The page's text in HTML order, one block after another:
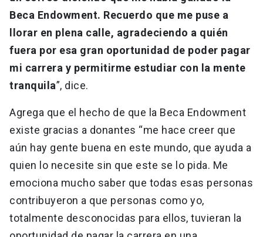
Beca Endowment. Recuerdo que me puse a
llorar en plena calle, agradeciendo a quién
fuera por esa gran oportunidad de poder pagar
mi carrera y permitirme estudiar con la mente
tranquila”, dice.
Agrega que el hecho de que la Beca Endowment
existe gracias a donantes “me hace creer que
aún hay gente buena en este mundo, que ayuda a
quien lo necesite sin que este se lo pida. Me
emociona mucho saber que todas esas personas
contribuyeron a que personas como yo,
totalmente desconocidas para ellos, tuvieran la